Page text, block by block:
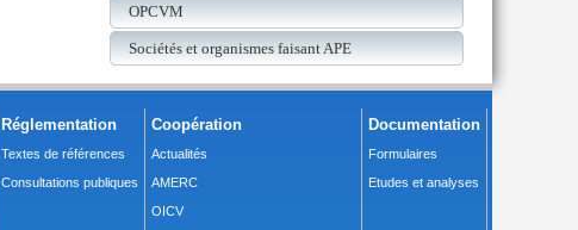
OPCVM
Sociétés et organismes faisant APE
Réglementation
Textes de références
Consultations publiques
Coopération
Actualités
AMERC
OICV
Documentation
Formulaires
Etudes et analyses